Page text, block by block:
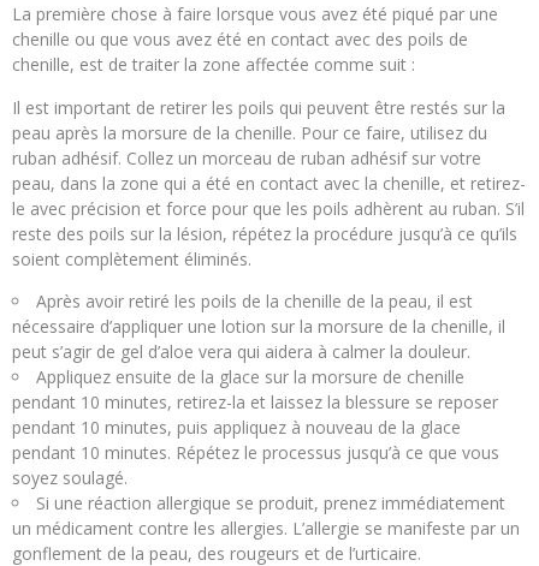
La première chose à faire lorsque vous avez été piqué par une
chenille ou que vous avez été en contact avec des poils de
chenille, est de traiter la zone affectée comme suit :
Il est important de retirer les poils qui peuvent être restés sur la
peau après la morsure de la chenille. Pour ce faire, utilisez du
ruban adhésif. Collez un morceau de ruban adhésif sur votre
peau, dans la zone qui a été en contact avec la chenille, et retirez-
le avec précision et force pour que les poils adhèrent au ruban. S’il
reste des poils sur la lésion, répétez la procédure jusqu’à ce qu’ils
soient complètement éliminés.
Après avoir retiré les poils de la chenille de la peau, il est
nécessaire d’appliquer une lotion sur la morsure de la chenille, il
peut s’agir de gel d’aloe vera qui aidera à calmer la douleur.
Appliquez ensuite de la glace sur la morsure de chenille
pendant 10 minutes, retirez-la et laissez la blessure se reposer
pendant 10 minutes, puis appliquez à nouveau de la glace
pendant 10 minutes. Répétez le processus jusqu’à ce que vous
soyez soulagé.
Si une réaction allergique se produit, prenez immédiatement
un médicament contre les allergies. L’allergie se manifeste par un
gonflement de la peau, des rougeurs et de l’urticaire.